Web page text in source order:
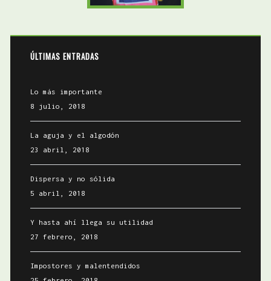
ÚLTIMAS ENTRADAS
Lo más importante
8 julio, 2018
La aguja y el algodón
23 abril, 2018
Dispersa y no sólida
5 abril, 2018
Y hasta ahí llega su utilidad
27 febrero, 2018
Impostores y malentendidos